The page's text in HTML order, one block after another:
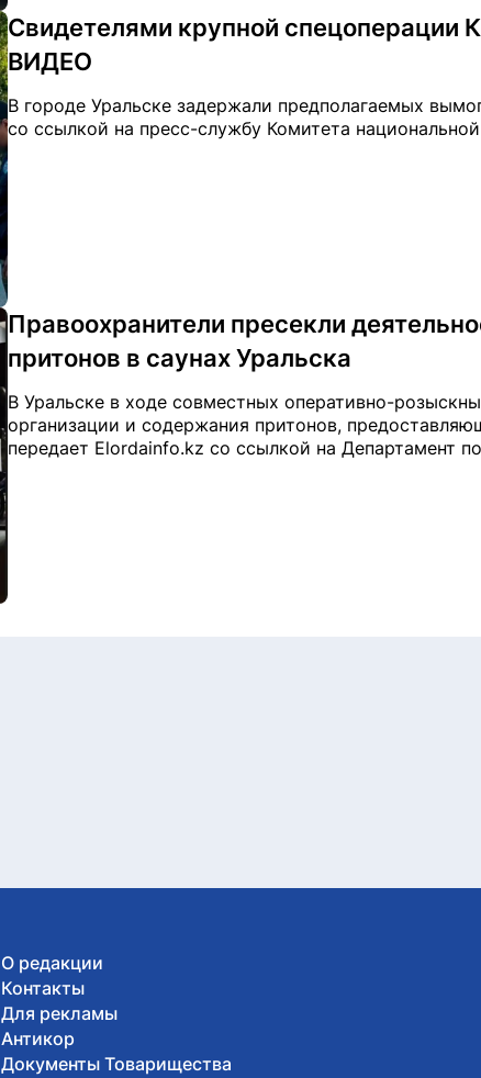
Свидетелями крупной спецоперации
ВИДЕО
В городе Уральске задержали предполагаемых
со ссылкой на пресс-службу Комитета
Правоохранители пресекли
притонов в саунах Уральска
В Уральске в ходе совместных оперативно-
организации и содержания притонов,
передает Elordainfo.kz со ссылкой на Департамент
О редакции
Контакты
Для рекламы
Антикор
Документы Товарищества